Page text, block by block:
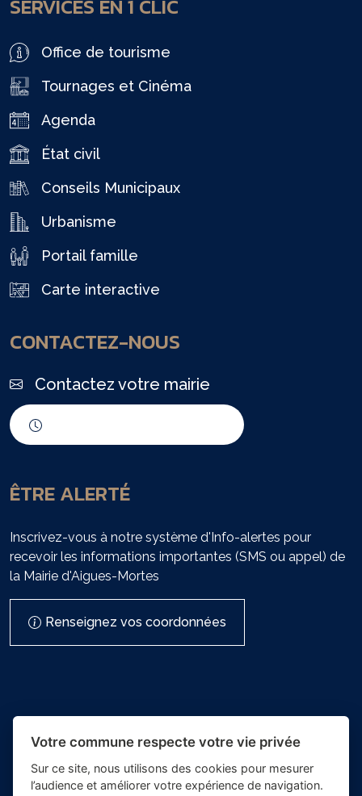
SERVICES EN 1 CLIC
Office de tourisme
Tournages et Cinéma
Agenda
État civil
Conseils Municipaux
Urbanisme
Portail famille
Carte interactive
CONTACTEZ-NOUS
Contactez votre mairie
ÊTRE ALERTÉ
Inscrivez-vous à notre système d'Info-alertes pour
recevoir les informations importantes (SMS ou appel) de
la Mairie d'Aigues-Mortes
Renseignez vos coordonnées
Votre commune respecte votre vie privée
Sur ce site, nous utilisons des cookies pour mesurer
l’audience et améliorer votre expérience de navigation.